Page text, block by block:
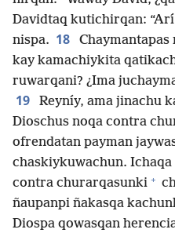
Davidtaq kutichirqan:
nispa. 18
kay kamachiykita
ruwarqani? ¿Ima
19
Reyníy, ama jinachu
Dioschus noqa contra
ofrendatan payman
chaskiykuwachun.
contra churarqasunki +
ñaupanpi ñakasqa
Diospa qowasqan